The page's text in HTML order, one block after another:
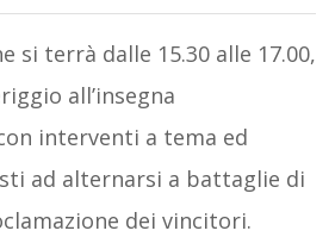
si terrà dalle 15.30 alle 17.00,
all’insegna
interventi a tema ed
ad alternarsi a battaglie di
dei vincitori.